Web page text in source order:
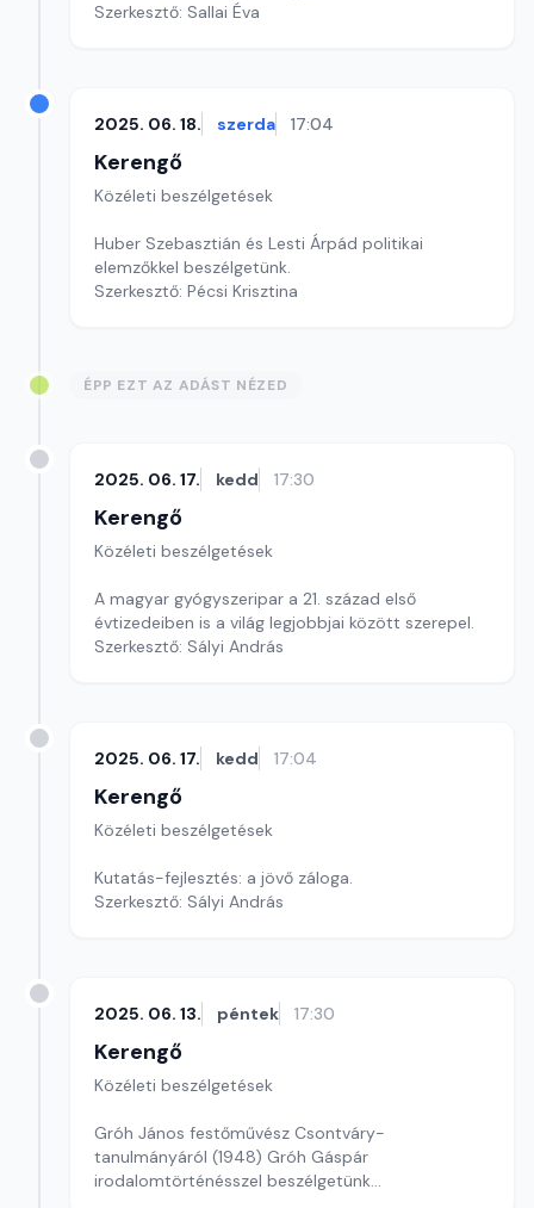
Szerkesztő: Sallai Éva
2025. 06. 18. szerda 17:04
Kerengő
Közéleti beszélgetések
Huber Szebasztián és Lesti Árpád politikai
elemzőkkel beszélgetünk.
Szerkesztő: Pécsi Krisztina
ÉPP EZT AZ ADÁST NÉZED
2025. 06. 17. kedd 17:30
Kerengő
Közéleti beszélgetések
A magyar gyógyszeripar a 21. század első
évtizedeiben is a világ legjobbjai között szerepel.
Szerkesztő: Sályi András
2025. 06. 17. kedd 17:04
Kerengő
Közéleti beszélgetések
Kutatás-fejlesztés: a jövő záloga.
Szerkesztő: Sályi András
2025. 06. 13. péntek 17:30
Kerengő
Közéleti beszélgetések
Gróh János festőművész Csontváry-
tanulmányáról (1948) Gróh Gáspár
irodalomtörténésszel beszélgetünk